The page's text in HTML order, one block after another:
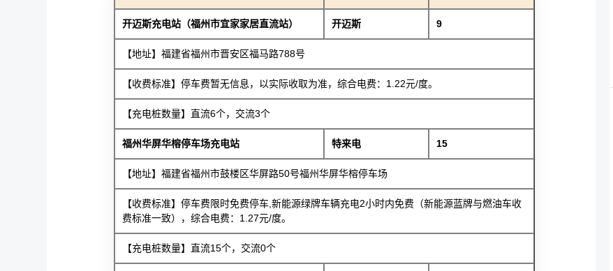
开迈斯充电站（福州市宜家家居直流站） 开迈斯 9
【地址】福建省福州市晋安区福马路788号
【收费标准】停车费暂无信息，以实际收取为准，综合电费：1.22元/度。
【充电桩数量】直流6个，交流3个
福州华屏华榕停车场充电站 特来电 15
【地址】福建省福州市鼓楼区华屏路50号福州华屏华榕停车场
【收费标准】停车费限时免费停车,新能源绿牌车辆充电2小时内免费（新能源蓝牌与燃油车收
费标准一致），综合电费：1.27元/度。
【充电桩数量】直流15个，交流0个